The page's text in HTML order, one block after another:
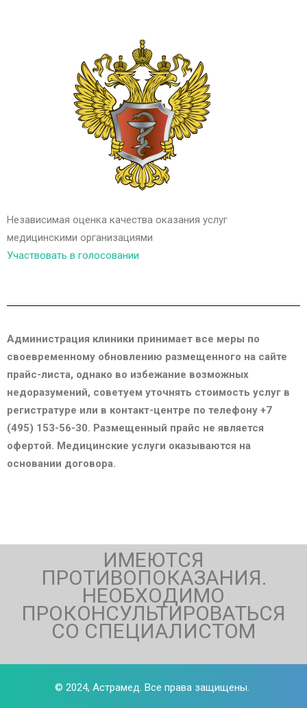
Независимая оценка качества оказания услуг
медицинскими организациями
Участвовать в голосовании
Администрация клиники принимает все меры по
своевременному обновлению размещенного на сайте
прайс-листа, однако во избежание возможных
недоразумений, советуем уточнять стоимость услуг в
регистратуре или в контакт-центре по телефону +7
(495) 153-56-30. Размещенный прайс не является
офертой. Медицинские услуги оказываются на
основании договора.
ИМЕЮТСЯ
ПРОТИВОПОКАЗАНИЯ.
НЕОБХОДИМО
ПРОКОНСУЛЬТИРОВАТЬСЯ
СО СПЕЦИАЛИСТОМ
© 2024, Астрамед. Все права защищены.